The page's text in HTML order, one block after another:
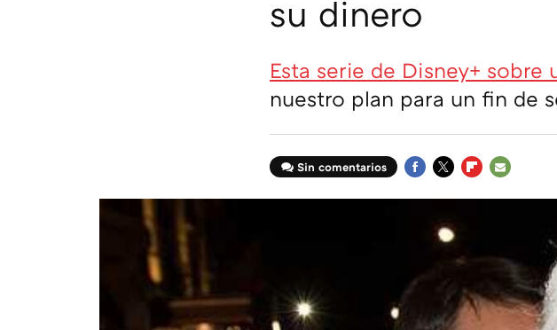
su dinero
Esta serie de Disney+
nuestro plan para un fin de
Sin comentarios